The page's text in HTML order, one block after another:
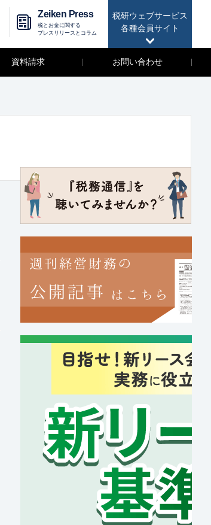
税研ウェブサービス
各種会員サイト
Zeiken Press
税とお金に関する
プレスリリースとコラム
資料請求 お問い合わせ